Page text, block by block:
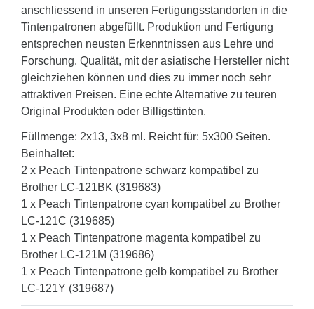
anschliessend in unseren Fertigungsstandorten in die
Tintenpatronen abgefüllt. Produktion und Fertigung
entsprechen neusten Erkenntnissen aus Lehre und
Forschung. Qualität, mit der asiatische Hersteller nicht
gleichziehen können und dies zu immer noch sehr
attraktiven Preisen. Eine echte Alternative zu teuren
Original Produkten oder Billigsttinten.
Füllmenge: 2x13, 3x8 ml. Reicht für: 5x300 Seiten.
Beinhaltet:
2 x Peach Tintenpatrone schwarz kompatibel zu
Brother LC-121BK (319683)
1 x Peach Tintenpatrone cyan kompatibel zu Brother
LC-121C (319685)
1 x Peach Tintenpatrone magenta kompatibel zu
Brother LC-121M (319686)
1 x Peach Tintenpatrone gelb kompatibel zu Brother
LC-121Y (319687)